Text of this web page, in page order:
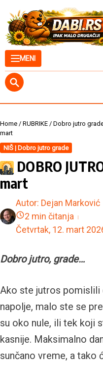
MENI
Home / RUBRIKE / Dobro jutro
mart
NIŠ | Dobro jutro grade
DOBRO
mart
Autor: Dejan Marković
2 min čitanja
Četvrtak, 12. mart
Dobro jutro, grade…
Ako ste jutros pomislili
napolje, malo ste se
su oko nule, ili tek koji
kasnije. Maksimalno
sunčano vreme, a tako